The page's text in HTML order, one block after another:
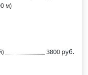
м)
3800 руб.